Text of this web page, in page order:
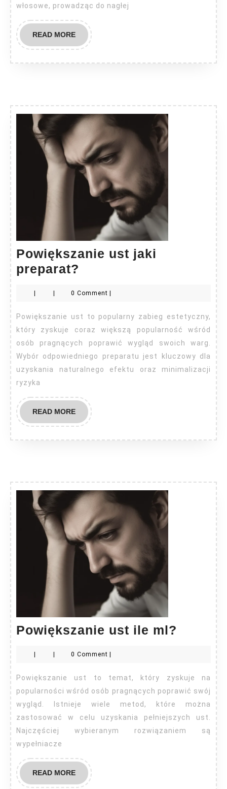
włosowe, prowadząc do nagłej
READ MOREREAD
MORE
Powiększanie ust jaki
preparat?
jaki
preparat?
| | 0 Comment |
Powiększanie ust to popularny zabieg estetyczny,
który zyskuje coraz większą popularność wśród
osób pragnących poprawić wygląd swoich warg.
Wybór odpowiedniego preparatu jest kluczowy dla
uzyskania naturalnego efektu oraz minimalizacji
ryzyka
READ MOREREAD
MORE
Powiększanie ust ile ml?
ml?
0 Comment
Powiększanie ust to temat, który zyskuje na
popularności wśród osób pragnących poprawić swój
wygląd. Istnieje wiele metod, które można
zastosować w celu uzyskania pełniejszych ust.
Najczęściej wybieranym rozwiązaniem są
wypełniacze
READ MOREREAD
MORE